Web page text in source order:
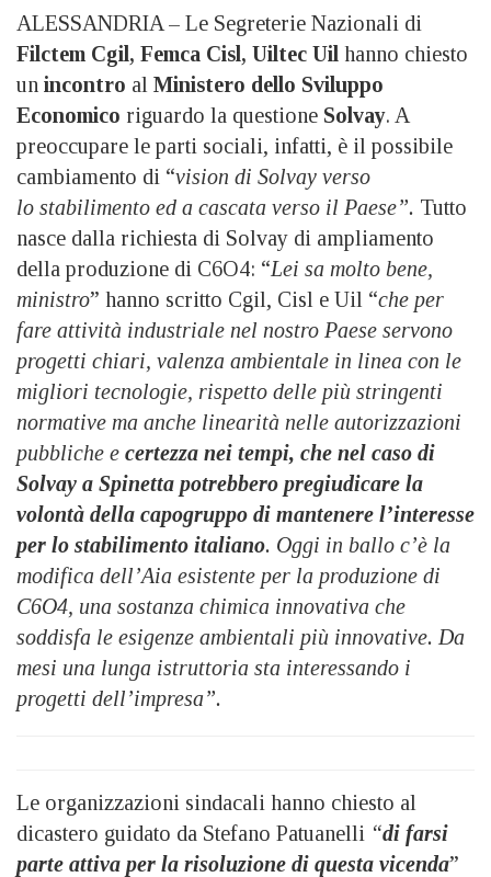
ALESSANDRIA – Le Segreterie Nazionali di
Filctem Cgil, Femca Cisl, Uiltec Uil hanno chiesto
un incontro al Ministero dello Sviluppo
Economico riguardo la questione Solvay. A
preoccupare le parti sociali, infatti, è il possibile
cambiamento di “vision di Solvay verso
lo stabilimento ed a cascata verso il Paese”. Tutto
nasce dalla richiesta di Solvay di ampliamento
della produzione di C6O4: “Lei sa molto bene,
ministro” hanno scritto Cgil, Cisl e Uil “che per
fare attività industriale nel nostro Paese servono
progetti chiari, valenza ambientale in linea con le
migliori tecnologie, rispetto delle più stringenti
normative ma anche linearità nelle autorizzazioni
pubbliche e certezza nei tempi, che nel caso di
Solvay a Spinetta potrebbero pregiudicare la
volontà della capogruppo di mantenere l’interesse
per lo stabilimento italiano. Oggi in ballo c’è la
modifica dell’Aia esistente per la produzione di
C6O4, una sostanza chimica innovativa che
soddisfa le esigenze ambientali più innovative. Da
mesi una lunga istruttoria sta interessando i
progetti dell’impresa”.
Le organizzazioni sindacali hanno chiesto al
dicastero guidato da Stefano Patuanelli “di farsi
parte attiva per la risoluzione di questa vicenda”